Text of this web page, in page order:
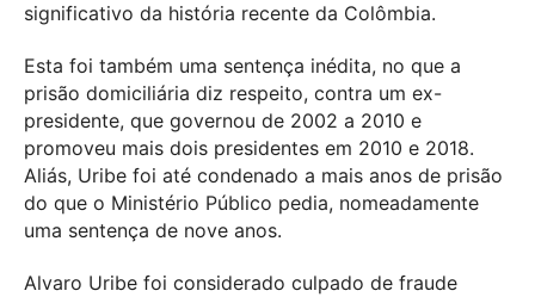
significativo da história recente da Colômbia.
Esta foi também uma sentença inédita, no que a
prisão domiciliária diz respeito, contra um ex-
presidente, que governou de 2002 a 2010 e
promoveu mais dois presidentes em 2010 e 2018.
Aliás, Uribe foi até condenado a mais anos de prisão
do que o Ministério Público pedia, nomeadamente
uma sentença de nove anos.
Alvaro Uribe foi considerado culpado de fraude